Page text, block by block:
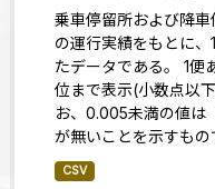
乗車停留所および降
の運行実績をもとに
たデータである。 1便
位まで表示(小数点以
お、0.005未満の値は
が無いことを示すもの
CSV